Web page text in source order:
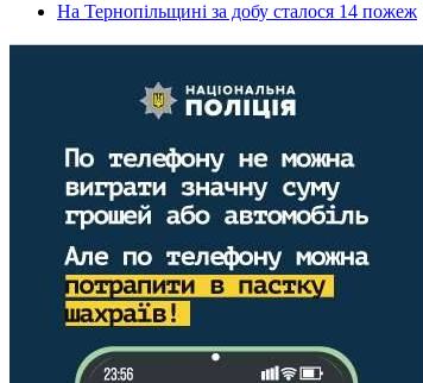
На Тернопільщині за добу сталося 14 пожеж